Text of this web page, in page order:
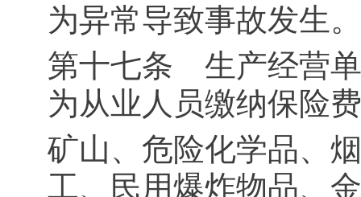
为异常导致事故发生。
第十七条 生产经营
为从业人员缴纳保险
矿山、危险化学品、
工、民用爆炸物品、